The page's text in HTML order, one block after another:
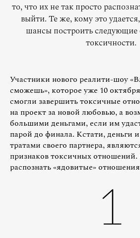
то, что их не так просто
выйти. Те же, кому это
шансы построить
токсичности.
Участники нового реалити-шоу
сможешь», которое уже 10
смогли завершить токсичные
на проект за новой любовью, а
большими деньгами, если им
парой до финала. Кстати, деньги
тратами своего партнера,
признаков токсичных
распознать «ядовитые»
1